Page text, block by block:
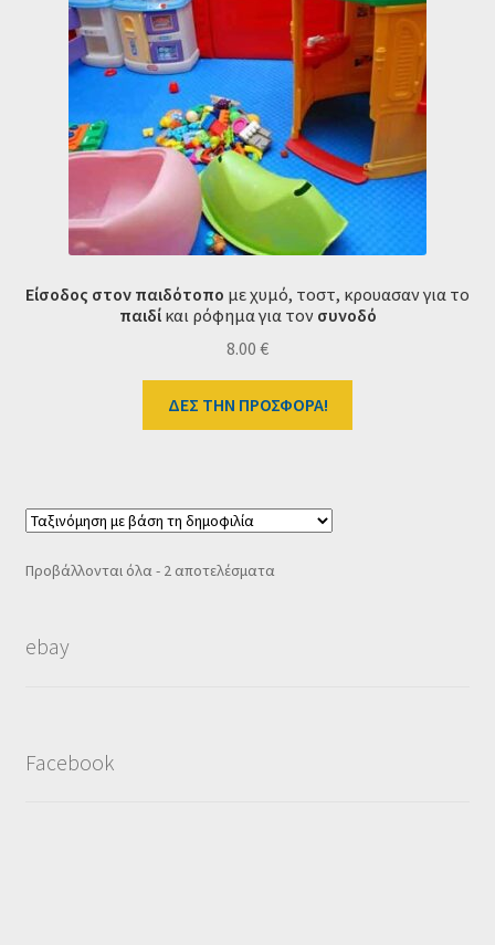
Είσοδος στον παιδότοπο με χυμό, τοστ, κρουασαν για το
παιδί και ρόφημα για τον συνοδό
8.00 €
ΔΕΣ ΤΗΝ ΠΡΟΣΦΟΡΑ!
Προβάλλονται όλα - 2 αποτελέσματαSorted
ebay
Facebook